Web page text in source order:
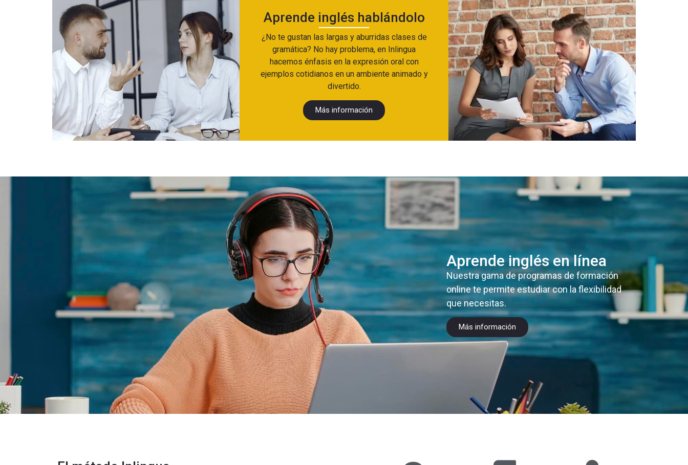
Aprende inglés hablándolo
¿No te gustan las largas y aburridas clases de
gramática? No hay problema, en Inlingua
hacemos énfasis en la expresión oral con
ejemplos cotidianos en un ambiente animado y
divertido.
Más información
Aprende inglés en línea
Nuestra gama de programas de formación
online te permite estudiar con la flexibilidad
que necesitas.
Más información